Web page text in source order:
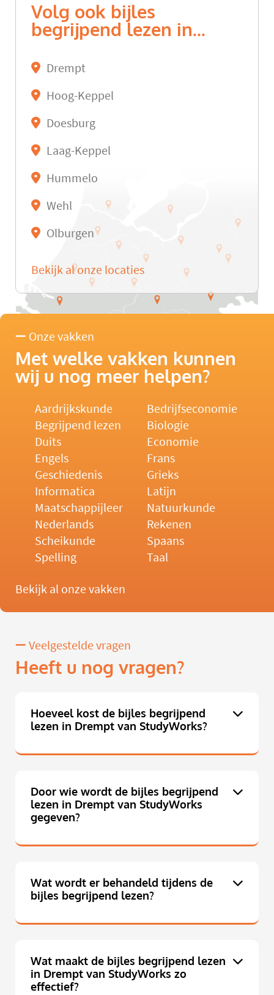
Volg ook bijles
begrijpend lezen in...
Drempt
Hoog-Keppel
Doesburg
Laag-Keppel
Hummelo
Wehl
Olburgen
Bekijk al onze locaties
Onze vakken
Met welke vakken kunnen
wij u nog meer helpen?
Aardrijkskunde
Bedrijfseconomie
Begrijpend lezen
Biologie
Duits
Economie
Engels
Frans
Geschiedenis
Grieks
Informatica
Latijn
Maatschappijleer
Natuurkunde
Nederlands
Rekenen
Scheikunde
Spaans
Spelling
Taal
Bekijk al onze vakken
Veelgestelde vragen
Heeft u nog vragen?
Hoeveel kost de bijles begrijpend
lezen in Drempt van StudyWorks?
Door wie wordt de bijles begrijpend
lezen in Drempt van StudyWorks
gegeven?
Wat wordt er behandeld tijdens de
bijles begrijpend lezen?
Wat maakt de bijles begrijpend lezen
in Drempt van StudyWorks zo
effectief?